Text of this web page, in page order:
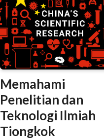
Memahami
Penelitian dan
Teknologi Ilmiah
Tiongkok